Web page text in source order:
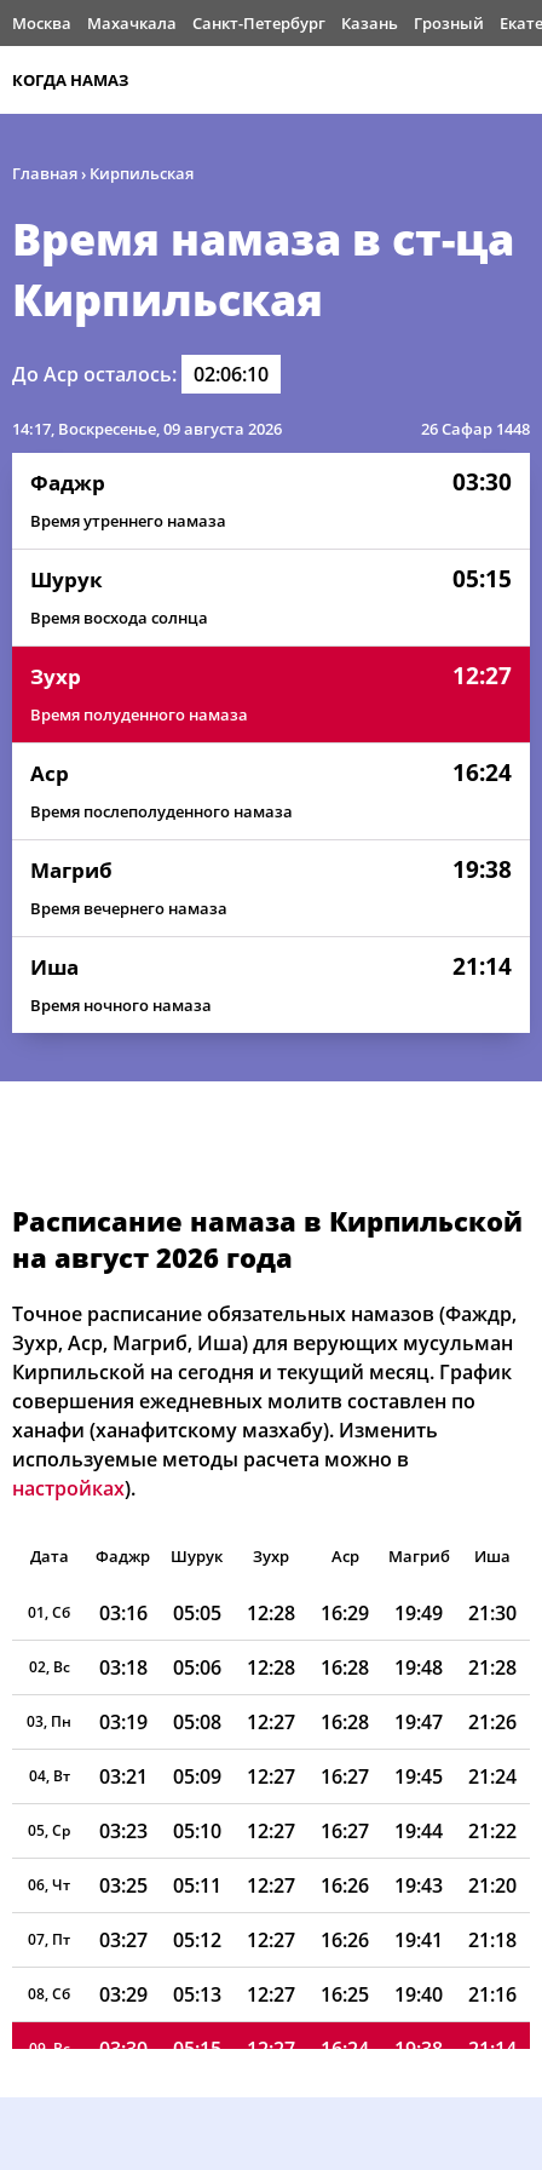
Москва Махачкала Санкт-Петербург Казань Грозный
КОГДА НАМАЗ
Главная› Кирпильская
Время намаза в ст-ца
Кирпильская
До Аср осталось: 02:06:10
14:17, Воскресенье, 09 августа 2026 26 Сафар 1448
Фаджр 03:30
Время утреннего намаза
Шурук 05:15
Время восхода солнца
Зухр 12:27
Время полуденного намаза
Аср 16:24
Время послеполуденного намаза
Магриб 19:38
Время вечернего намаза
Иша 21:14
Время ночного намаза
Расписание намаза в Кирпильской
на август 2026 года
Точное расписание обязательных намазов (Фаждр,
Зухр, Аср, Магриб, Иша) для верующих мусульман
Кирпильской на сегодня и текущий месяц. График
совершения ежедневных молитв составлен по
ханафи (ханафитскому мазхабу). Изменить
используемые методы расчета можно в
настройках).
Дата Фаджр Шурук Зухр Аср Магриб Иша
01, Сб 03:16 05:05 12:28 16:29 19:49 21:30
02, Вс 03:18 05:06 12:28 16:28 19:48 21:28
03, Пн 03:19 05:08 12:27 16:28 19:47 21:26
04, Вт 03:21 05:09 12:27 16:27 19:45 21:24
05, Ср 03:23 05:10 12:27 16:27 19:44 21:22
06, Чт 03:25 05:11 12:27 16:26 19:43 21:20
07, Пт 03:27 05:12 12:27 16:26 19:41 21:18
08, Сб 03:29 05:13 12:27 16:25 19:40 21:16
09, Вс 03:30 05:15 12:27 16:24 19:38 21:14
10, Пн 03:32 05:16 12:27 16:24 19:37 21:12